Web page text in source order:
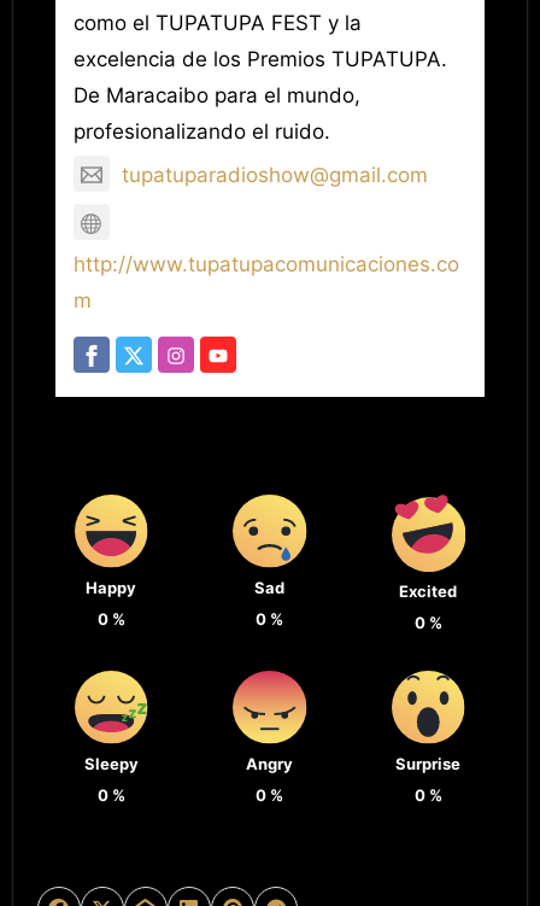
como el TUPATUPA FEST y la
excelencia de los Premios TUPATUPA.
De Maracaibo para el mundo,
profesionalizando el ruido.
tupatuparadioshow@gmail.com
http://www.tupatupacomunicaciones.co
m
Happy
0%
Sad
0 %
Excited
0%
Sleepy
0%
Angry
0 %
Surprise
0%